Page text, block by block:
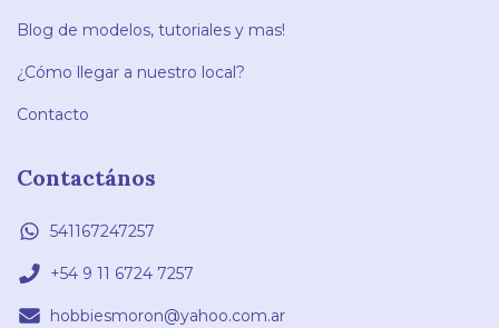
Blog de modelos, tutoriales y mas!
¿Cómo llegar a nuestro local?
Contacto
Contactános
541167247257
+54 9 11 6724 7257
hobbiesmoron@yahoo.com.ar